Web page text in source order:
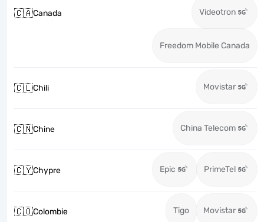
🇨🇦Canada Videotron
Freedom Mobile Canada
🇨🇱Chili Movistar
🇨🇳Chine China Telecom
🇨🇾Chypre Epic PrimeTel
🇨🇴Colombie Tigo Movistar